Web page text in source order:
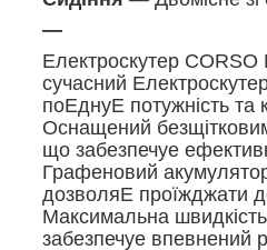
—
Електроскутер
сучасний
поЕднуЕ потужність та
Оснащений
що забезпечуе
Графеновий
дозволяЕ проїжджати
Максимальна
забезпечуе впевнений